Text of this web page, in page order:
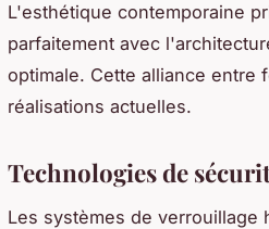
L'esthétique contemporaine
parfaitement avec
optimale. Cette alliance entre
réalisations actuelles.
Technologies de
Les systèmes de verrouillage